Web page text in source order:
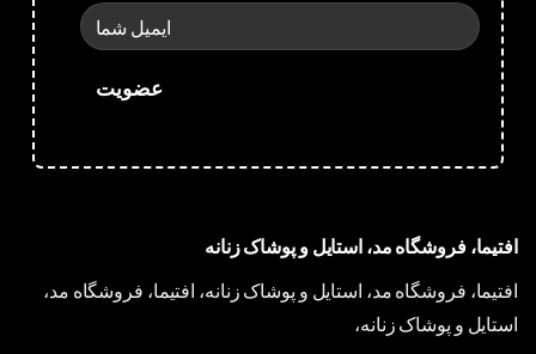
افتیما، فروشگاه مد، استایل و پوشاک زنانه
افتیما، فروشگاه مد، استایل و پوشاک زنانه، افتیما، فروشگاه مد،
استایل و پوشاک زنانه،